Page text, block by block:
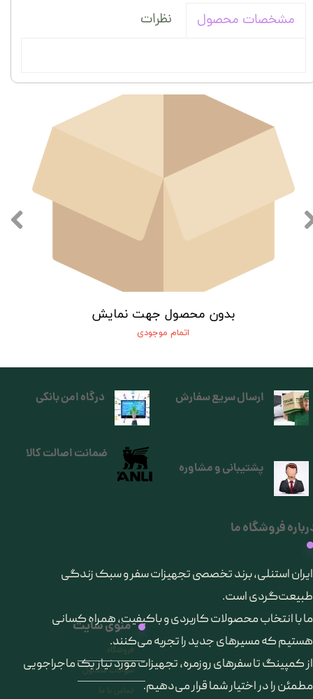
مشخصات محصول نظرات
بدون محصول جهت نمایش
اتمام موجودی
ارسال سریع سفارش
فروشگاه ما
​ایران استنلی، برند تخصصی تجهیزات سفر و سبک زندگی
طبیعت‌گردی است.
ما با انتخاب محصولات کاربردی و باکیفیت، همراه کسانی
هستیم که مسیرهای جدید را تجربه می‌کنند.
از کمپینگ تا سفرهای روزمره، تجهیزات مورد نیاز یک ماجراجویی
مطمئن را در اختیار شما قرار می‌دهیم.
منوی سایت
فروشگاه
سوالات متداول
تماس با ما
درگاه امن بانکی
پشتیبانی و مشاوره
ضمانت اصالت کالا